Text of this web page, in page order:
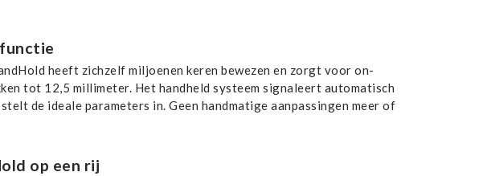
heeft zichzelf miljoenen keren bewezen en zorgt voor on-
tot 12,5 millimeter. Het handheld systeem signaleert automatisch
de ideale parameters in. Geen handmatige aanpassingen meer of
op een rij